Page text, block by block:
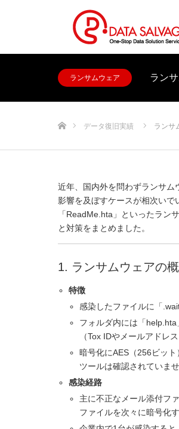
ランサムウェア ラン
データ復旧実績 ランサ
近年、国内外を問わずランサム
影響を及ぼすケースが相次い
「ReadMe.hta」といったラン
と対策をまとめました。
1. ランサムウェアの
特徴
感染したファイルに「
フォルダ内には「
（Tox IDやメールアドレ
暗号化にAES（256ビッ
ツールは確認されていませ
感染経路
主に不正なメール添付フ
ファイルを次々に暗号化